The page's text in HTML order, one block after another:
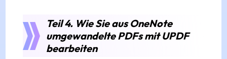
Teil 4. Wie Sie aus OneNote
umgewandelte PDFs mit UPDF
bearbeiten